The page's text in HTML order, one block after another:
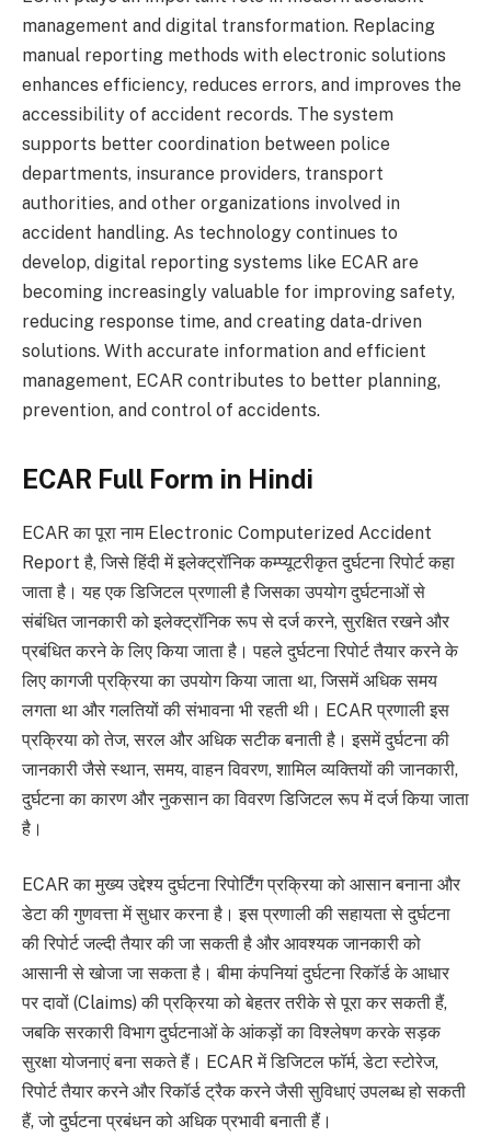
management and digital transformation. Replacing
manual reporting methods with electronic solutions
enhances efficiency, reduces errors, and improves the
accessibility of accident records. The system
supports better coordination between police
departments, insurance providers, transport
authorities, and other organizations involved in
accident handling. As technology continues to
develop, digital reporting systems like ECAR are
becoming increasingly valuable for improving safety,
reducing response time, and creating data-driven
solutions. With accurate information and efficient
management, ECAR contributes to better planning,
prevention, and control of accidents.
ECAR Full Form in Hindi
ECAR का पूरा नाम Electronic Computerized Accident
Report है, जिसे हिंदी में इलेक्ट्रॉनिक कम्प्यूटरीकृत दुर्घटना रिपोर्ट कहा
जाता है। यह एक डिजिटल प्रणाली है जिसका उपयोग दुर्घटनाओं से
संबंधित जानकारी को इलेक्ट्रॉनिक रूप से दर्ज करने, सुरक्षित रखने और
प्रबंधित करने के लिए किया जाता है। पहले दुर्घटना रिपोर्ट तैयार करने के
लिए कागजी प्रक्रिया का उपयोग किया जाता था, जिसमें अधिक समय
लगता था और गलतियों की संभावना भी रहती थी। ECAR प्रणाली इस
प्रक्रिया को तेज, सरल और अधिक सटीक बनाती है। इसमें दुर्घटना की
जानकारी जैसे स्थान, समय, वाहन विवरण, शामिल व्यक्तियों की जानकारी,
दुर्घटना का कारण और नुकसान का विवरण डिजिटल रूप में दर्ज किया जाता
है।
ECAR का मुख्य उद्देश्य दुर्घटना रिपोर्टिंग प्रक्रिया को आसान बनाना और
डेटा की गुणवत्ता में सुधार करना है। इस प्रणाली की सहायता से दुर्घटना
की रिपोर्ट जल्दी तैयार की जा सकती है और आवश्यक जानकारी को
आसानी से खोजा जा सकता है। बीमा कंपनियां दुर्घटना रिकॉर्ड के आधार
पर दावों (Claims) की प्रक्रिया को बेहतर तरीके से पूरा कर सकती हैं,
जबकि सरकारी विभाग दुर्घटनाओं के आंकड़ों का विश्लेषण करके सड़क
सुरक्षा योजनाएं बना सकते हैं। ECAR में डिजिटल फॉर्म, डेटा स्टोरेज,
रिपोर्ट तैयार करने और रिकॉर्ड ट्रैक करने जैसी सुविधाएं उपलब्ध हो सकती
हैं, जो दुर्घटना प्रबंधन को अधिक प्रभावी बनाती हैं।